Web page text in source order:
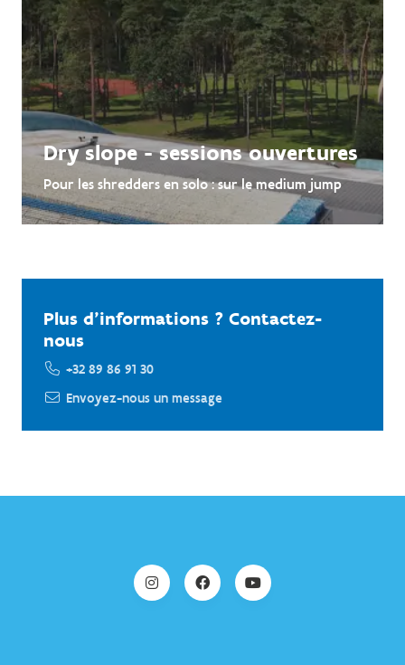
Dry slope - sessions ouvertures
Pour les shredders en solo : sur le medium jump
Plus d'informations ? Contactez-
nous
+32 89 86 91 30
Envoyez-nous un message